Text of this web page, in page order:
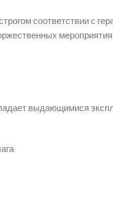
соответствии с
выдающимися